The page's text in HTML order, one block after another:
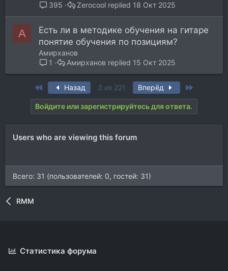
395
18 Окт 2025
Zerocool
A
Есть ли в методике обучения на гитаре
понятие обучения по позициям?
Aмирханов
1
15 Окт 2025
Aмирханов
First Назад 3 из 221 Вперёд
Войдите или зарегистрируйтесь для ответа.
Users who are viewing this forum
Всего: 31 (пользователей: 0, гостей: 31)
RMM
Статистика форума